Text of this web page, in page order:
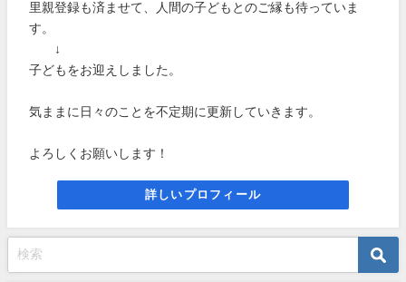
里親登録も済ませて、人間の子どもとのご縁も待っていま
す。
↓
子どもをお迎えしました。
気ままに日々のことを不定期に更新していきます。
よろしくお願いします！
詳しいプロフィール